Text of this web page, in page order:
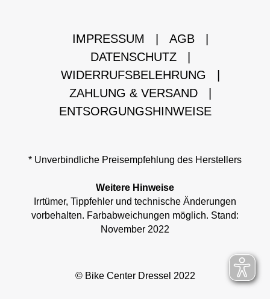
IMPRESSUM AGB
DATENSCHUTZ
WIDERRUFSBELEHRUNG
ZAHLUNG & VERSAND
ENTSORGUNGSHINWEISE
* Unverbindliche Preisempfehlung des Herstellers
Weitere Hinweise
Irrtümer, Tippfehler und technische Änderungen
vorbehalten. Farbabweichungen möglich. Stand:
November 2022
© Bike Center Dressel 2022